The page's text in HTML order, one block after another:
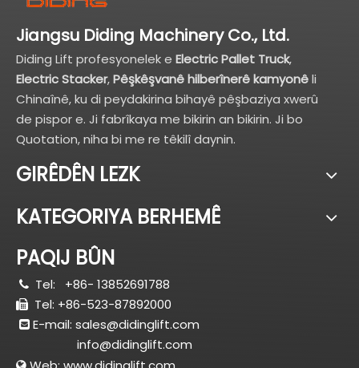
Jiangsu Diding Machinery Co., Ltd.
Diding Lift profesyonelek e Electric Pallet Truck,
Electric Stacker,Pêşkêşvanê hilberînerê kamyonêli
Chinaînê, ku di peydakirina bihayê pêşbaziya xwerû
de pispor e. Ji fabrîkaya me bikirin an bikirin. Ji bo
Quotation, niha bi me re têkilî daynin.
GIRÊDÊN LEZK
KATEGORIYA BERHEMÊ
PAQIJ BÛN
 Tel: +86- 13852691788
 Tel: +86-523-87892000
 E-mail: sales@didinglift.com
info@didinglift.com
